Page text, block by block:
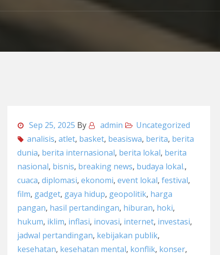
Sep 25, 2025 By admin
Uncategorized
analisis, atlet, basket, beasiswa, berita, berita
dunia, berita internasional, berita lokal, berita
nasional, bisnis, breaking news, budaya lokal.,
cuaca, diplomasi, ekonomi, event lokal, festival,
film, gadget, gaya hidup, geopolitik, harga
pangan, hasil pertandingan, hiburan, hoki,
hukum, iklim, inflasi, inovasi, internet, investasi,
jadwal pertandingan, kebijakan publik,
kesehatan, kesehatan mental, konflik, konser,